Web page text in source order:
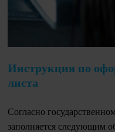
Инструкция по
листа
Согласно
заполняется следующим